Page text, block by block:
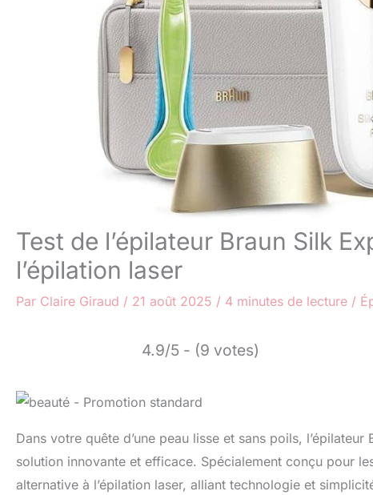
Test de l’épilateur Braun Silk
l’épilation laser
Par Claire Giraud / 21 août 2025 / 4 minutes de lecture /
4.9/5 - (9 votes)
Dans votre quête d’une peau lisse et sans poils,
solution innovante et efficace. Spécialement conçu pour
alternative à l’épilation laser, alliant technologie et